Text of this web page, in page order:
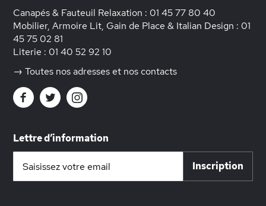
Canapés & Fauteuil Relaxation : 01 45 77 80 40
Mobilier, Armoire Lit, Gain de Place & Italian Design : 01
45 75 02 81
Literie : 01 40 52 92 10
→ Toutes nos adresses et nos contacts
Lettre d’information
notre
Inscription